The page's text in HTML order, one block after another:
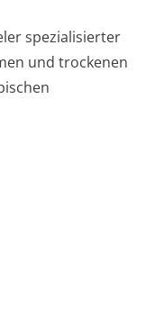
spezialisierter
und trockenen